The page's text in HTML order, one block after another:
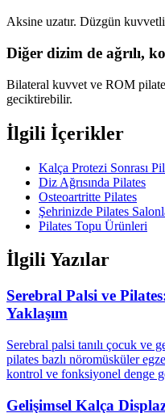
Aksine uzatır. Düzgün
Diğer dizim de ağrılı,
Bilateral kuvvet ve ROM
geciktirebilir.
İlgili İçerikler
Kalça Protezi Sonrası
Diz Ağrısında Pilates
Osteoartritte Pilates
Şehrinizde Pilates
Pilates Topu Ürünleri
İlgili Yazılar
Serebral Palsi ve
Yaklaşım
Serebral palsi tanılı çocuk ve
pilates bazlı nöromüsküler
kontrol ve fonksiyonel denge
Gelişimsel Kalça